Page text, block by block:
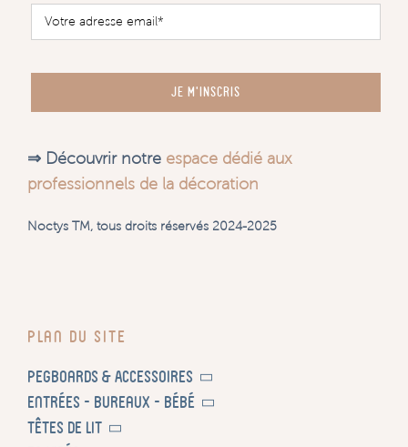
JE M'INSCRIS
⇒ Découvrir notre espace dédié aux
professionnels de la décoration
Noctys TM, tous droits réservés 2024-2025
Plan du site
Pegboards & Accessoires
Entrées – Bureaux – Bébé
Têtes de lit